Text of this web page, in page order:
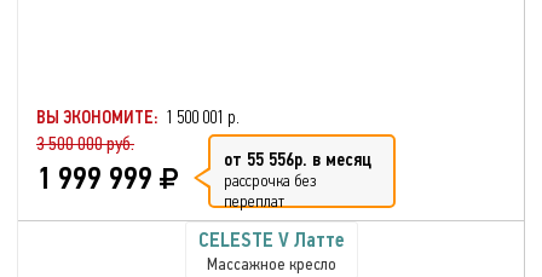
ВЫ ЭКОНОМИТЕ: 1 500 001 р.
3 500 000 руб.
1 999 999 от 55 556р. в месяц
рассрочка без
переплат
CELESTE V Латте
Массажное кресло